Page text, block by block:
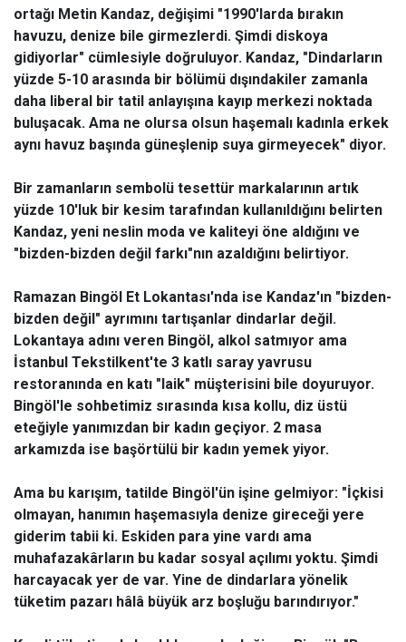
ortağı Metin Kandaz, değişimi "1990'larda bırakın
havuzu, denize bile girmezlerdi. Şimdi diskoya
gidiyorlar" cümlesiyle doğruluyor. Kandaz, "Dindarların
yüzde 5-10 arasında bir bölümü dışındakiler zamanla
daha liberal bir tatil anlayışına kayıp merkezi noktada
buluşacak. Ama ne olursa olsun haşemalı kadınla erkek
aynı havuz başında güneşlenip suya girmeyecek" diyor.
Bir zamanların sembolü tesettür markalarının artık
yüzde 10'luk bir kesim tarafından kullanıldığını belirten
Kandaz, yeni neslin moda ve kaliteyi öne aldığını ve
"bizden-bizden değil farkı"nın azaldığını belirtiyor.
Ramazan Bingöl Et Lokantası'nda ise Kandaz'ın "bizden-
bizden değil" ayrımını tartışanlar dindarlar değil.
Lokantaya adını veren Bingöl, alkol satmıyor ama
İstanbul Tekstilkent'te 3 katlı saray yavrusu
restoranında en katı "laik" müşterisini bile doyuruyor.
Bingöl'le sohbetimiz sırasında kısa kollu, diz üstü
eteğiyle yanımızdan bir kadın geçiyor. 2 masa
arkamızda ise başörtülü bir kadın yemek yiyor.
Ama bu karışım, tatilde Bingöl'ün işine gelmiyor: "İçkisi
olmayan, hanımın haşemasıyla denize gireceği yere
giderim tabii ki. Eskiden para yine vardı ama
muhafazakârların bu kadar sosyal açılımı yoktu. Şimdi
harcayacak yer de var. Yine de dindarlara yönelik
tüketim pazarı hâlâ büyük arz boşluğu barındırıyor."